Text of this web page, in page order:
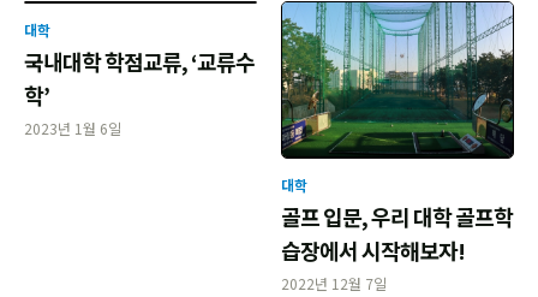
대학
국내대학 학점교류, ‘교류수
학’
2023년 1월 6일
대학
골프 입문, 우리 대학 골프학
습장에서 시작해보자!
2022년 12월 7일